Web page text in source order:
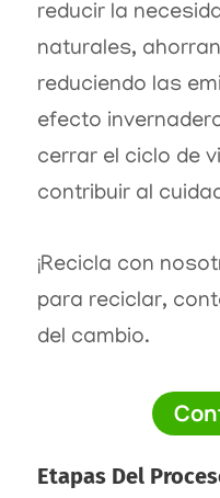
reducir la
naturales,
reduciendo las
efecto
cerrar el ciclo de
contribuir al
¡Recicla con
para reciclar,
del cambio.
Etapas Del